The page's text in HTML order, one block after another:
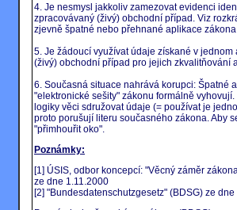
4. Je nesmysl jakkoliv zamezovat evidenci
zpracovávaný (živý) obchodní případ. Viz
zjevně špatné nebo přehnané aplikace
5. Je žádoucí využívat údaje získané v
(živý) obchodní případ pro jejich zkvalitňování
6. Současná situace nahrává korupci: Špatné
"elektronické sešity" zákonu formálně
logiky věci sdružovat údaje (= používat je
proto porušují literu současného zákona. Aby
"přimhouřit oko".
Poznámky:
[1] ÚSIS, odbor koncepcí: "Věcný záměr
ze dne 1.11.2000
[2] "Bundesdatenschutzgesetz" (BDSG) ze